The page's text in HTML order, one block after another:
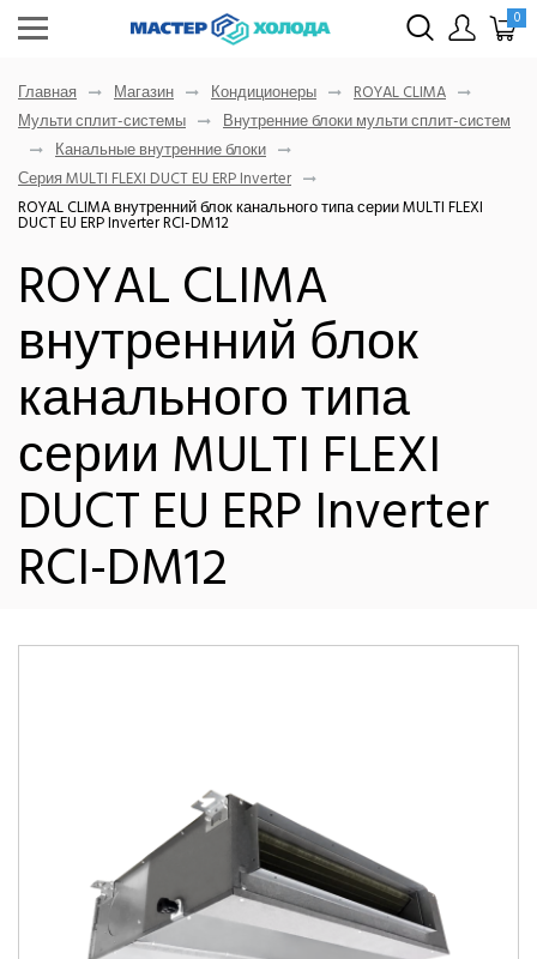
0
Главная Магазин Кондиционеры
ROYAL CLIMA
Мульти сплит-системы
Внутренние блоки мульти сплит-систем
Канальные внутренние блоки
Серия MULTI FLEXI DUCT EU ERP Inverter
ROYAL CLIMA внутренний блок канального типа серии MULTI FLEXI
DUCT EU ERP Inverter RCI-DM12
ROYAL CLIMA
внутренний блок
канального типа
серии MULTI FLEXI
DUCT EU ERP Inverter
RCI-DM12